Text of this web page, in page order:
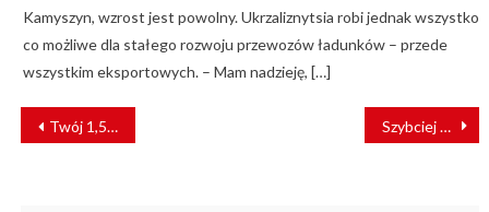
Kamyszyn, wzrost jest powolny. Ukrzaliznytsia robi jednak wszystko
co możliwe dla stałego rozwoju przewozów ładunków – przede
wszystkim eksportowych. – Mam nadzieję, […]
NAWIGACJA
WPISU
Twój 1,5% dla kolei. Kończy się czas na wsparcie Fundacji ProKolej Szybciej do Buska-Zdroju, powrót pociągów do Staszowa i Połańca. Trwają prace